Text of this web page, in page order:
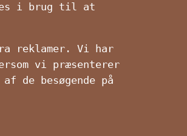
i brug til at
reklamer. Vi har
vi præsenterer
de besøgende på